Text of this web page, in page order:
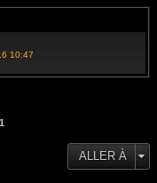
10:47
1
ALLER À